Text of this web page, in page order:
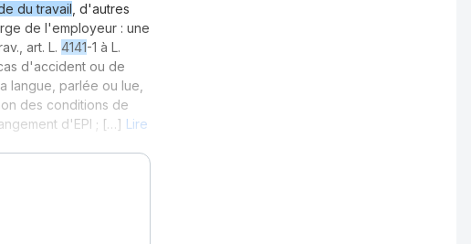
du travail , d'autres
de l'employeur : une
art. L. 4141-1 à L.
d'accident ou de
langue, parlée ou lue,
des conditions de
d'EPI ; […] Lire